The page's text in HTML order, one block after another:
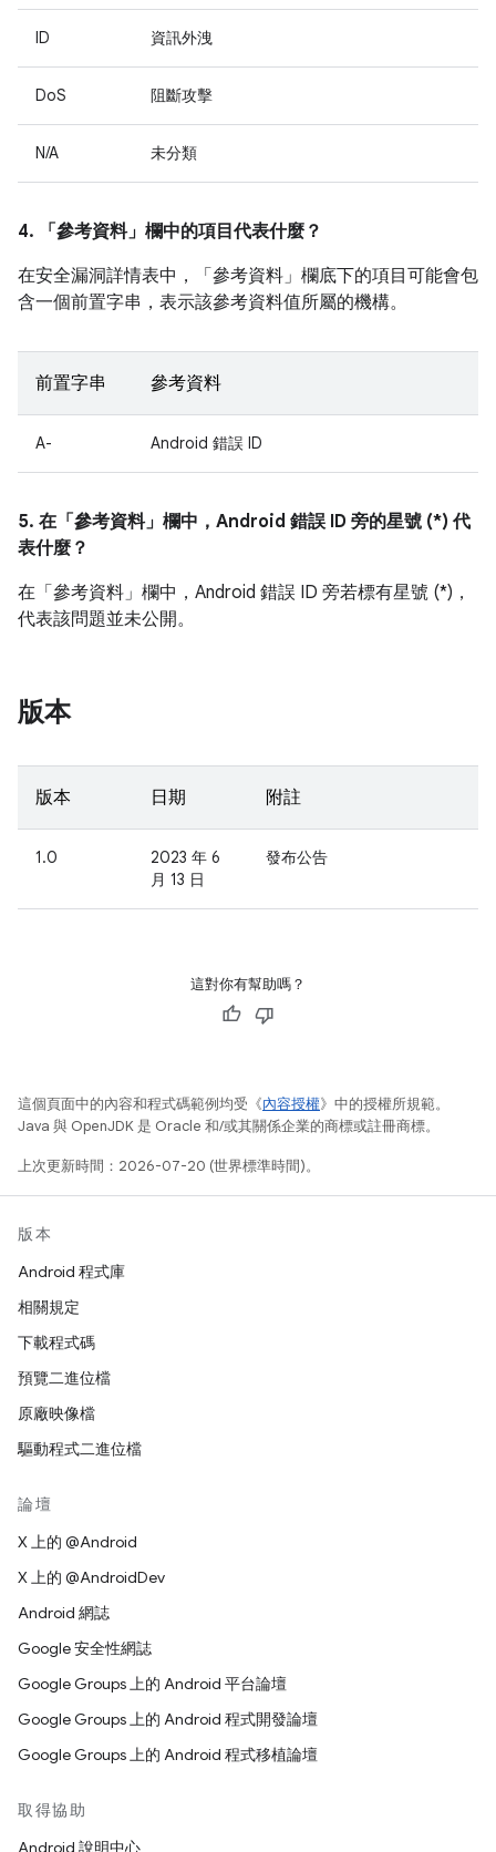
ID 資訊外洩
DoS 阻斷攻擊
N/A 未分類
4. 「參考資料」 欄中的項目代表什麼？
在安全漏洞詳情表中，「參考資料」 欄底下的項目可能會包
含一個前置字串，表示該參考資料值所屬的機構。
前置字串 參考資料
A- Android 錯誤 ID
5. 在「參考資料」 欄中，Android 錯誤 ID 旁的星號 (*) 代
表什麼？
在「參考資料」 欄中，Android 錯誤 ID 旁若標有星號 (*)，
代表該問題並未公開。
版本
版本 日期 附註
1.0
2023 年 6
月 13 日
發布公告
這對你有幫助嗎？
這個頁面中的內容和程式碼範例均受《內容授權》中的授權所規範。
Java 與 OpenJDK 是 Oracle 和/或其關係企業的商標或註冊商標。
上次更新時間：2026-07-20 (世界標準時間)。
版本
Android 程式庫
相關規定
下載程式碼
預覽二進位檔
原廠映像檔
驅動程式二進位檔
論壇
X 上的 @Android
X 上的 @AndroidDev
Android 網誌
Google 安全性網誌
Google Groups 上的 Android 平台論壇
Google Groups 上的 Android 程式開發論壇
Google Groups 上的 Android 程式移植論壇
取得協助
Android 說明中心